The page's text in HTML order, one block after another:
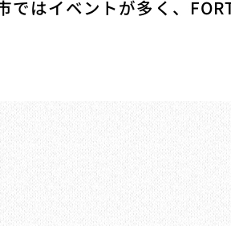
ではイベントが多く、